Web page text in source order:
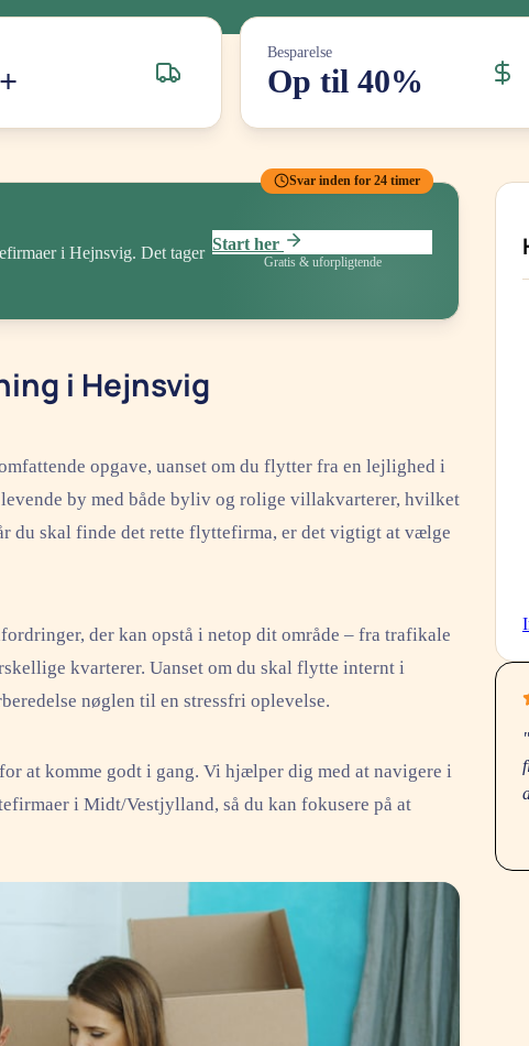
Besparelse
Op til 40%
i Hejnsvig. Det tager Start her
Gratis & uforpligtende
Svar inden for 24 timer
i Hejnsvig
opgave, uanset om du flytter fra en lejlighed i
by med både byliv og rolige villakvarterer, hvilket
skal finde det rette flyttefirma, er det vigtigt at vælge
der kan opstå i netop dit område – fra trafikale
kvarterer. Uanset om du skal flytte internt i
nøglen til en stressfri oplevelse.
at komme godt i gang. Vi hjælper dig med at navigere i
i Midt/Vestjylland, så du kan fokusere på at